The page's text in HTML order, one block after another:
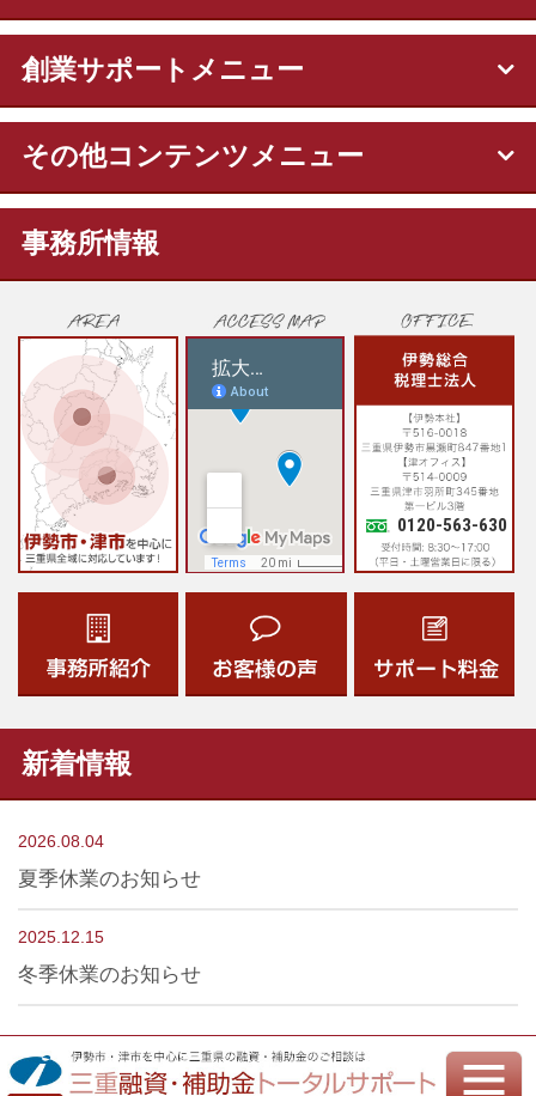
創業サポートメニュー
その他コンテンツメニュー
事務所情報
0120-563-630
新着情報
2026.08.04
夏季休業のお知らせ
2025.12.15
冬季休業のお知らせ